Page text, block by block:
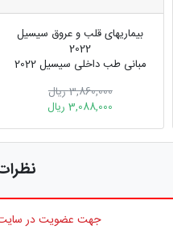
بیماریهای قلب و عروق سیسیل
2022
مبانی طب داخلی سیسیل 2022
3,860,000 ریال
3,088,000 ریال
جهت عضویت در سایت